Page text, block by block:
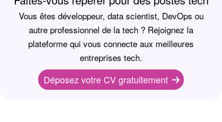
Vous êtes développeur, data scientist, DevOps ou
autre professionnel de la tech ? Rejoignez la
plateforme qui vous connecte aux meilleures
entreprises tech.
Déposez votre CV gratuitement